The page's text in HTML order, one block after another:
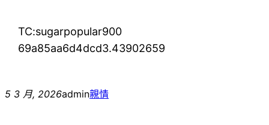
TC:sugarpopular900
69a85aa6d4dcd3.43902659
5 3 月, 2026admin親情